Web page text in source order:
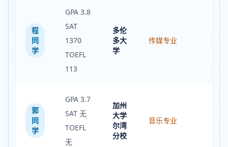
程
同
学
GPA 3.8
SAT
1370
TOEFL
113
多伦
多大
学
传媒专业
郭
同
学
GPA 3.7
SAT 无
TOEFL
无
加州
大学
尔湾
分校
音乐专业